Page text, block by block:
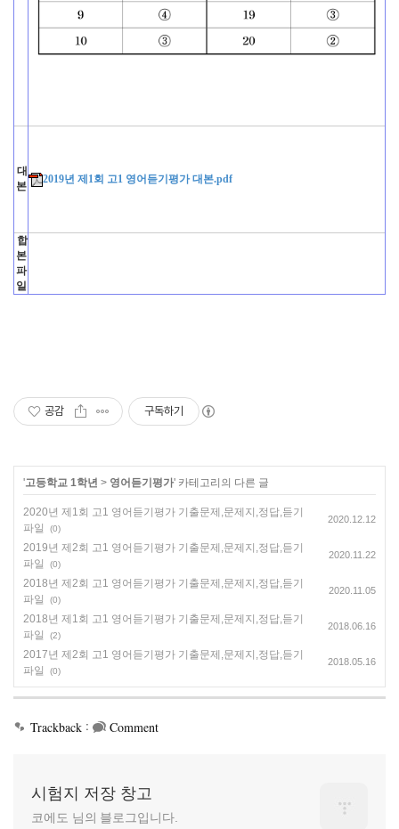
대
본
2019년 제1회 고1 영어듣기평가 대본.pdf
합
본
파
일
공감 구독하기
'고등학교 1학년 > 영어듣기평가' 카테고리의 다른 글
2020년 제1회 고1 영어듣기평가 기출문제,문제지,정답,듣기
파일
(0)
2020.12.12
2019년 제2회 고1 영어듣기평가 기출문제,문제지,정답,듣기
파일
(0)
2020.11.22
2018년 제2회 고1 영어듣기평가 기출문제,문제지,정답,듣기
파일
(0)
2020.11.05
2018년 제1회 고1 영어듣기평가 기출문제,문제지,정답,듣기
파일
(2)
2018.06.16
2017년 제2회 고1 영어듣기평가 기출문제,문제지,정답,듣기
파일
(0)
2018.05.16
Trackback : Comment
시험지 저장 창고
코에도 님의 블로그입니다.